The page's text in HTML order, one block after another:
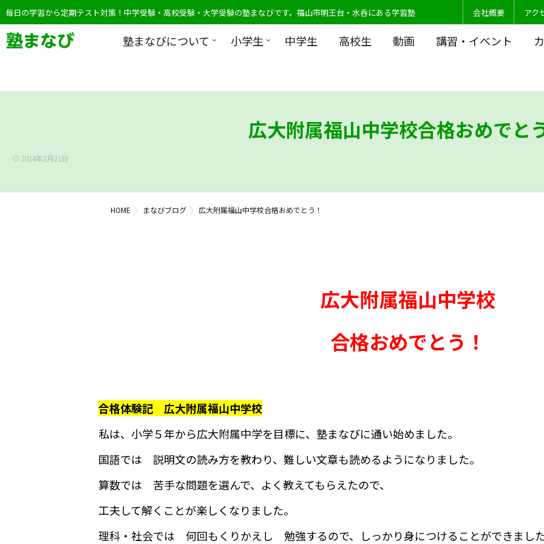
毎日の学習から定期テスト対策！中学受験・高校受験・大学受験の塾まなびです。福山市明王台・水呑にある学習塾 会社概要 アク
塾まなびについて 小学生 中学生 高校生 動画 講習・イベント
広大附属福山中学校合格おめでと
2014年2月21日
HOME まなびブログ 広大附属福山中学校合格おめでとう！
広大附属福山中学校
合格おめでとう！
合格体験記 広大附属福山中学校
私は、小学５年から広大附属中学を目標に、塾まなびに通い始めました。
国語では 説明文の読み方を教わり、難しい文章も読めるようになりました。
算数では 苦手な問題を選んで、よく教えてもらえたので、
工夫して解くことが楽しくなりました。
理科・社会では 何回もくりかえし 勉強するので、しっかり身につけることができまし